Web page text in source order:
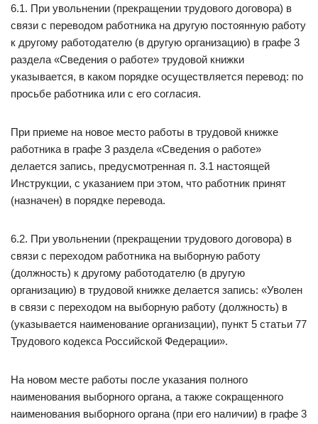
6.1. При увольнении (прекращении трудового договора) в
связи с переводом работника на другую постоянную работу
к другому работодателю (в другую организацию) в графе 3
раздела «Сведения о работе» трудовой книжки
указывается, в каком порядке осуществляется перевод: по
просьбе работника или с его согласия.
При приеме на новое место работы в трудовой книжке
работника в графе 3 раздела «Сведения о работе»
делается запись, предусмотренная п. 3.1 настоящей
Инструкции, с указанием при этом, что работник принят
(назначен) в порядке перевода.
6.2. При увольнении (прекращении трудового договора) в
связи с переходом работника на выборную работу
(должность) к другому работодателю (в другую
организацию) в трудовой книжке делается запись: «Уволен
в связи с переходом на выборную работу (должность) в
(указывается наименование организации), пункт 5 статьи 77
Трудового кодекса Российской Федерации».
На новом месте работы после указания полного
наименования выборного органа, а также сокращенного
наименования выборного органа (при его наличии) в графе 3